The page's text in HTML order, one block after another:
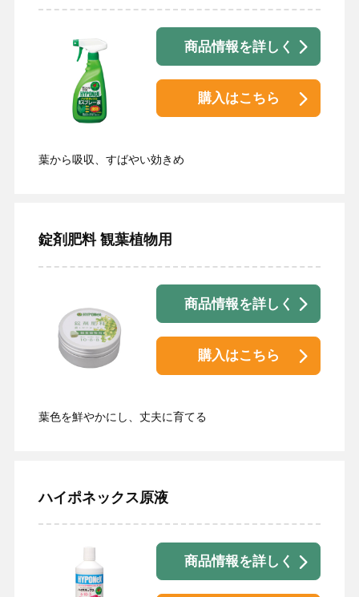
商品情報を詳しく
購入はこちら
葉から吸収、すばやい効きめ
錠剤肥料 観葉植物用
商品情報を詳しく
購入はこちら
葉色を鮮やかにし、丈夫に育てる
ハイポネックス原液
商品情報を詳しく